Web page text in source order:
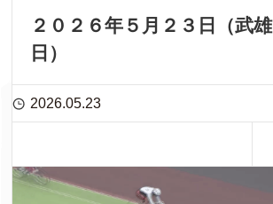
２０２６年５月２３日（武
日）
2026.05.23